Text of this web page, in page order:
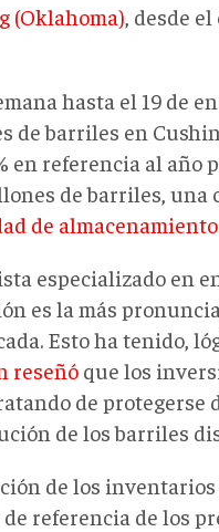
(Oklahoma), desde
hasta el 19 de
de barriles en
en referencia al año
de barriles,
de
especializado en
es la más
Esto ha tenido,
reseñóque los
de protegerse
de los barriles
de los
referencia de los